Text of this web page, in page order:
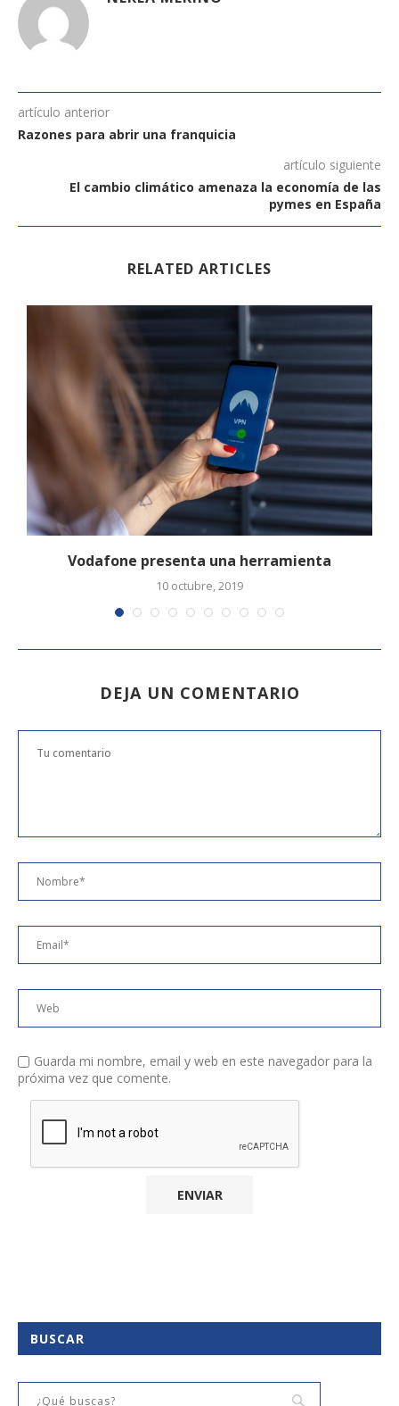
artículo anterior
Razones para abrir una franquicia
artículo siguiente
El cambio climático amenaza la economía de las
pymes en España
RELATED ARTICLES
Vodafone presenta una herramienta
10 octubre, 2019
DEJA UN COMENTARIO
Guarda mi nombre, email y web en este navegador para la
próxima vez que comente.
BUSCAR